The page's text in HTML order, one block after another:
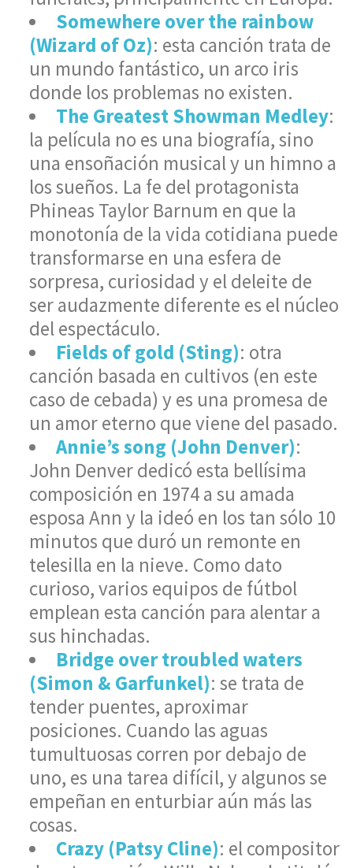
Somewhere over the rainbow
(Wizard of Oz): esta canción trata de
un mundo fantástico, un arco iris
donde los problemas no existen.
The Greatest Showman Medley:
la película no es una biografía, sino
una ensoñación musical y un himno a
los sueños. La fe del protagonista
Phineas Taylor Barnum en que la
monotonía de la vida cotidiana puede
transformarse en una esfera de
sorpresa, curiosidad y el deleite de
ser audazmente diferente es el núcleo
del espectáculo.
Fields of gold (Sting): otra
canción basada en cultivos (en este
caso de cebada) y es una promesa de
un amor eterno que viene del pasado.
Annie’s song (John Denver):
John Denver dedicó esta bellísima
composición en 1974 a su amada
esposa Ann y la ideó en los tan sólo 10
minutos que duró un remonte en
telesilla en la nieve. Como dato
curioso, varios equipos de fútbol
emplean esta canción para alentar a
sus hinchadas.
Bridge over troubled waters
(Simon & Garfunkel): se trata de
tender puentes, aproximar
posiciones. Cuando las aguas
tumultuosas corren por debajo de
uno, es una tarea difícil, y algunos se
empeñan en enturbiar aún más las
cosas.
Crazy (Patsy Cline): el compositor